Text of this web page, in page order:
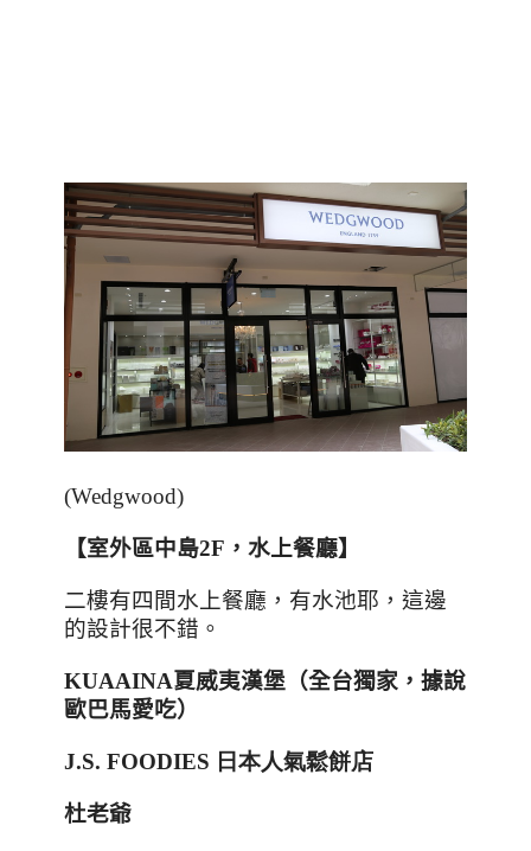
(Wedgwood)
【室外區中島2F ，水上餐廳】
二樓有四間水上餐廳，有水池耶，這邊
的設計很不錯。
KUAAINA夏威夷漢堡（全台獨家 ，據說
歐巴馬愛吃）
J.S. FOODIES 日本人氣鬆餅店
杜老爺